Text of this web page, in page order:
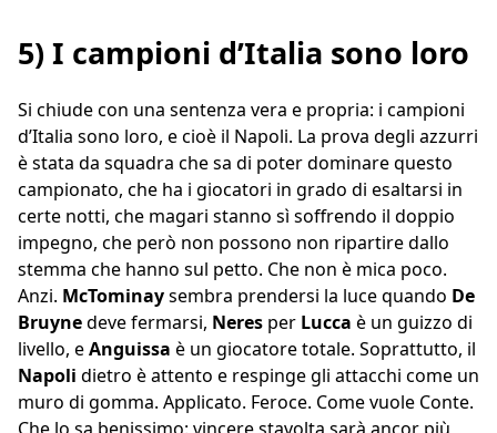
5) I campioni d’Italia sono loro
Si chiude con una sentenza vera e propria: i campioni
d’Italia sono loro, e cioè il Napoli. La prova degli azzurri
è stata da squadra che sa di poter dominare questo
campionato, che ha i giocatori in grado di esaltarsi in
certe notti, che magari stanno sì soffrendo il doppio
impegno, che però non possono non ripartire dallo
stemma che hanno sul petto. Che non è mica poco.
Anzi. McTominaysembra prendersi la luce quando De
Bruynedeve fermarsi, Neres per Lucca è un guizzo di
livello, eAnguissa è un giocatore totale. Soprattutto, il
Napoli dietro è attento e respinge gli attacchi come un
muro di gomma. Applicato. Feroce. Come vuole Conte.